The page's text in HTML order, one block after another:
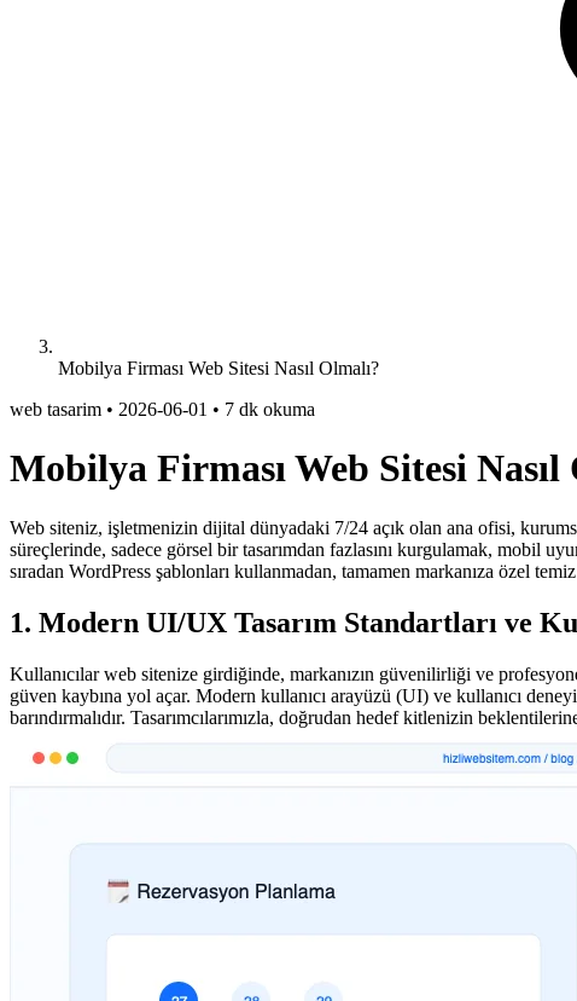
Mobilya Firması Web Sitesi Nasıl Olmalı?
web tasarim • 2026-06-01 • 7 dk okuma
Mobilya Firması Web Sitesi Nasıl
Web siteniz, işletmenizin dijital dünyadaki 7/24 açık olan ana ofisi,
süreçlerinde, sadece görsel bir tasarımdan fazlasını kurgulamak, mobil
sıradan WordPress şablonları kullanmadan, tamamen markanıza özel
1. Modern UI/UX Tasarım Standartları ve
Kullanıcılar web sitenize girdiğinde, markanızın güvenilirliği ve
güven kaybına yol açar. Modern kullanıcı arayüzü (UI) ve kullanıcı
barındırmalıdır. Tasarımcılarımızla, doğrudan hedef kitlenizin